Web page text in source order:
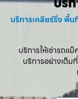
บริการเคลียร์ริ่ง พื้
บริการให้เช่ารถแ
บริการอย่างเต็